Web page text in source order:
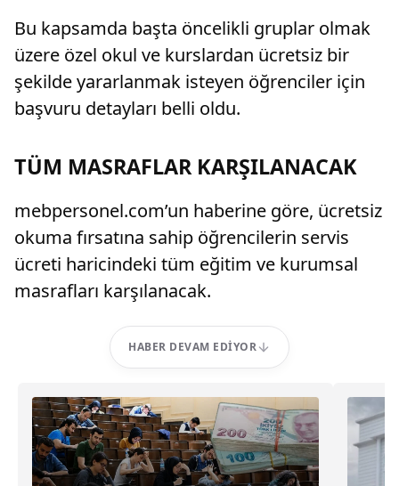
Bu kapsamda başta öncelikli gruplar olmak
üzere özel okul ve kurslardan ücretsiz bir
şekilde yararlanmak isteyen öğrenciler için
başvuru detayları belli oldu.
TÜM MASRAFLAR KARŞILANACAK
mebpersonel.com’un haberine göre, ücretsiz
okuma fırsatına sahip öğrencilerin servis
ücreti haricindeki tüm eğitim ve kurumsal
masrafları karşılanacak.
HABER DEVAM EDIYOR